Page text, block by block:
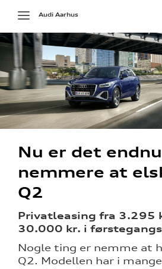
Toggle
navigation
Audi Aarhus
Nu er det endnu
nemmere at
Q2
Privatleasing fra 3.295
30.000 kr. i
Nogle ting er nemme at
Q2. Modellen har i